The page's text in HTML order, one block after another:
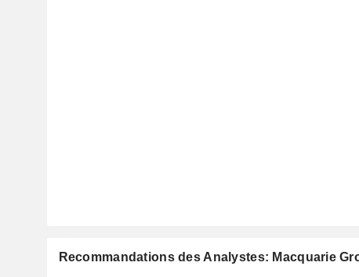
Recommandations des Analystes: Macquarie